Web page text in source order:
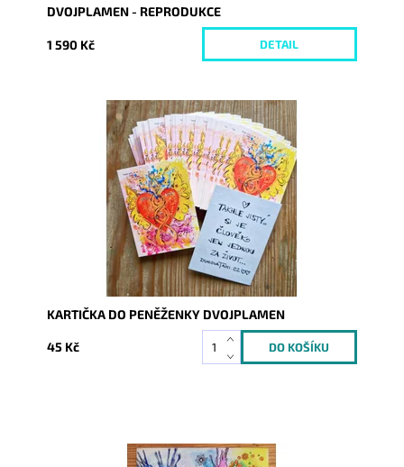
DVOJPLAMEN - REPRODUKCE
1 590 Kč DETAIL
Dostupnost:
Skladem
9924
KARTIČKA DO PENĚŽENKY DVOJPLAMEN
45 Kč